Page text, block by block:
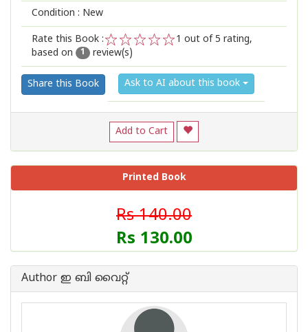
Condition : New
Rate this Book :
2
1
1 out of 5 rating,
based on
1 review(s)
Share this Book Ask to AI about this book
Add to Cart
Printed Book
Rs 140.00
Rs 130.00
Author ഇ ബി വൈറ്റ്